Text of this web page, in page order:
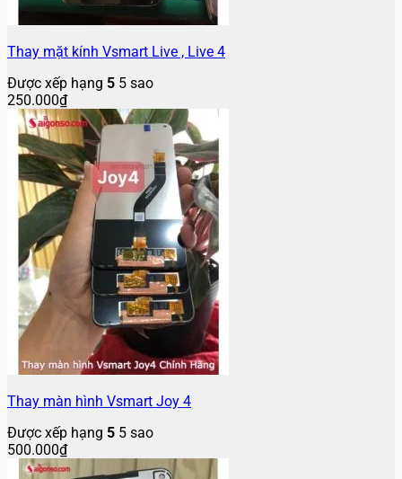
Thay mặt kính Vsmart Live , Live 4
Được xếp hạng 5 5 sao
250.000₫
Thay màn hình Vsmart Joy 4
Được xếp hạng 5 5 sao
500.000₫